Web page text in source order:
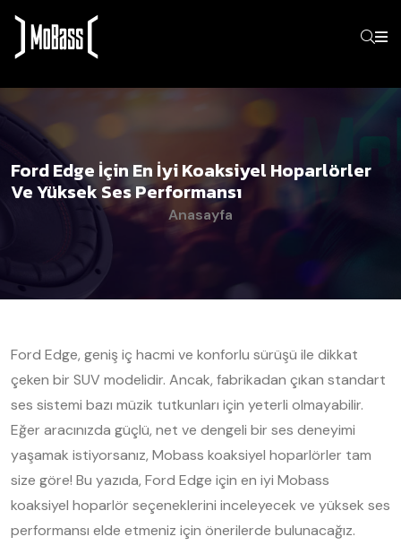
Ford Edge İçin En İyi Koaksiyel Hoparlörler
Ve Yüksek Ses Performansı
Anasayfa
Ford Edge, geniş iç hacmi ve konforlu sürüşü ile dikkat
çeken bir SUV modelidir. Ancak, fabrikadan çıkan standart
ses sistemi bazı müzik tutkunları için yeterli olmayabilir.
Eğer aracınızda güçlü, net ve dengeli bir ses deneyimi
yaşamak istiyorsanız, Mobass koaksiyel hoparlörler tam
size göre! Bu yazıda, Ford Edge için en iyi Mobass
koaksiyel hoparlör seçeneklerini inceleyecek ve yüksek ses
performansı elde etmeniz için önerilerde bulunacağız.